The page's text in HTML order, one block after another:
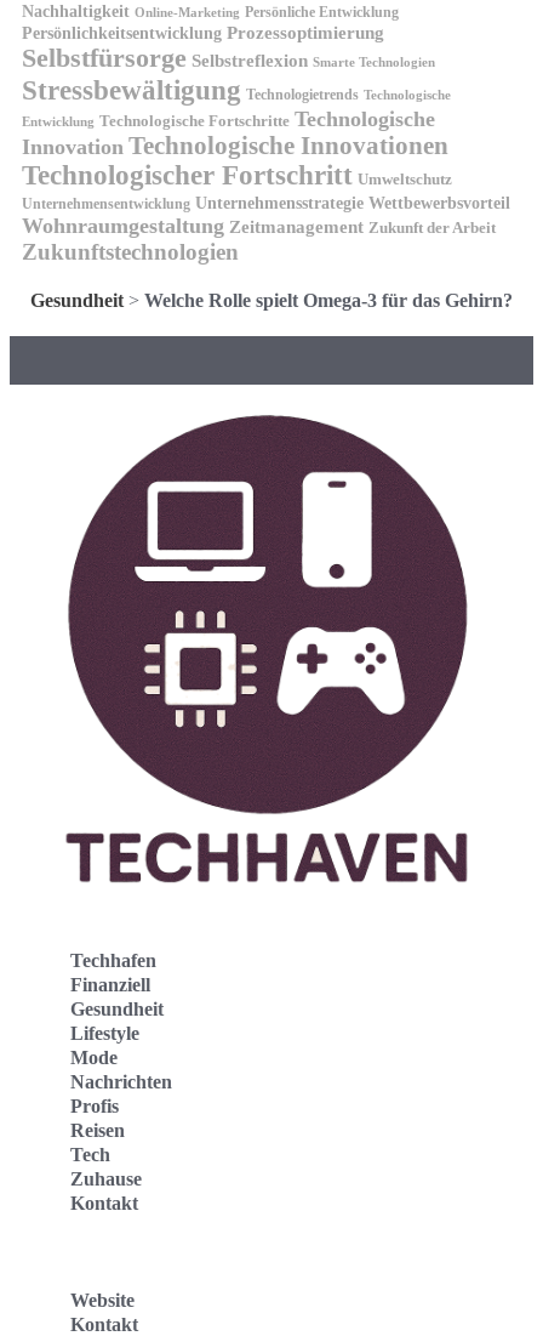
Nachhaltigkeit Online-Marketing Persönliche Entwicklung
Persönlichkeitsentwicklung Prozessoptimierung
Selbstfürsorge Selbstreflexion Smarte Technologien
Stressbewältigung Technologietrends Technologische
Entwicklung Technologische Fortschritte Technologische
Innovation Technologische Innovationen
Technologischer Fortschritt Umweltschutz
Unternehmensentwicklung Unternehmensstrategie Wettbewerbsvorteil
Wohnraumgestaltung Zeitmanagement Zukunft der Arbeit
Zukunftstechnologien
Gesundheit > Welche Rolle spielt Omega-3 für das Gehirn?
Techhafen
Finanziell
Gesundheit
Lifestyle
Mode
Nachrichten
Profis
Reisen
Tech
Zuhause
Kontakt
Website
Kontakt